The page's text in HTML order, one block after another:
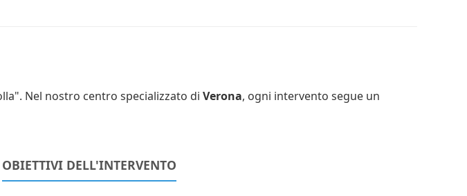
Nel nostro centro specializzato di Verona, ogni intervento segue un
OBIETTIVI DELL'INTERVENTO